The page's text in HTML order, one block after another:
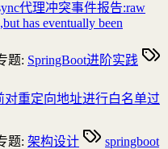
代理冲突事件报告:raw
has eventually been
题: SpringBoot进阶实践
重定向地址进行白名单过
题: 架构设计
springboot